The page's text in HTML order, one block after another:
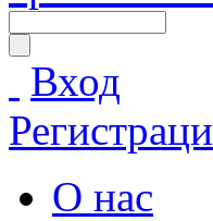
Вход
О нас